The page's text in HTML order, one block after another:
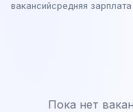
вакансийсредняя зарплата
Пока нет